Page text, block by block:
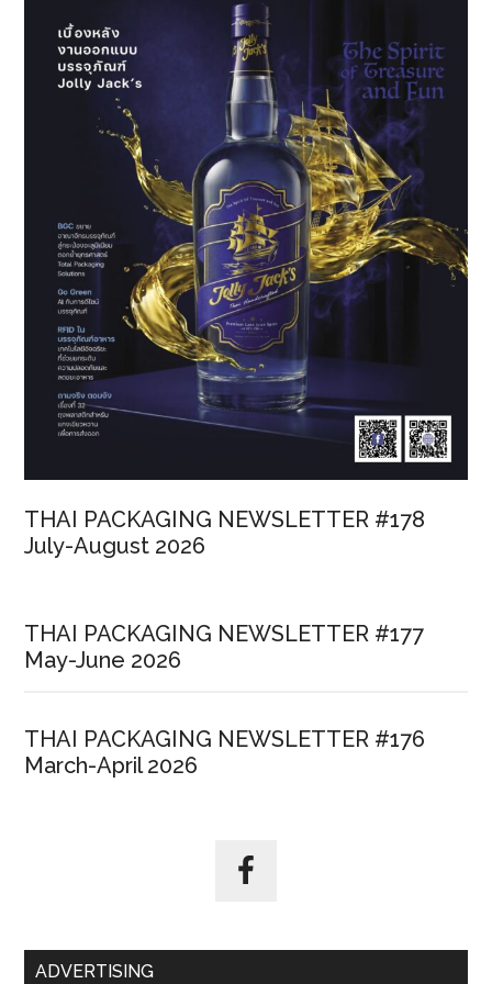
Thailand
Coffee
Fest
Year
End
และ
Thailand
Rice
Fest
ปัก
หมุด
เมืองทอง
Hall
THAI PACKAGING NEWSLETTER #178
July-August 2026
THAI PACKAGING NEWSLETTER #177
May-June 2026
THAI PACKAGING NEWSLETTER #176
March-April 2026
ADVERTISING